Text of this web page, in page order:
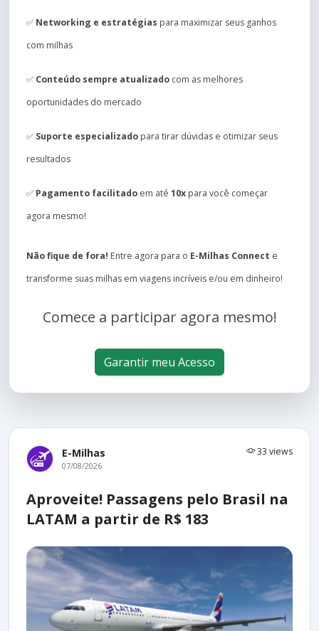
✅ Networking e estratégias para maximizar seus ganhos
com milhas
✅ Conteúdo sempre atualizado com as melhores
oportunidades do mercado
✅ Suporte especializado para tirar dúvidas e otimizar seus
resultados
✅ Pagamento facilitado em até 10x para você começar
agora mesmo!
Não fique de fora! Entre agora para o E-Milhas Connect e
transforme suas milhas em viagens incríveis e/ou em dinheiro!
Comece a participar agora mesmo!
Garantir meu Acesso
E-Milhas 33 views
07/08/2026
Aproveite! Passagens pelo Brasil na
LATAM a partir de R$ 183